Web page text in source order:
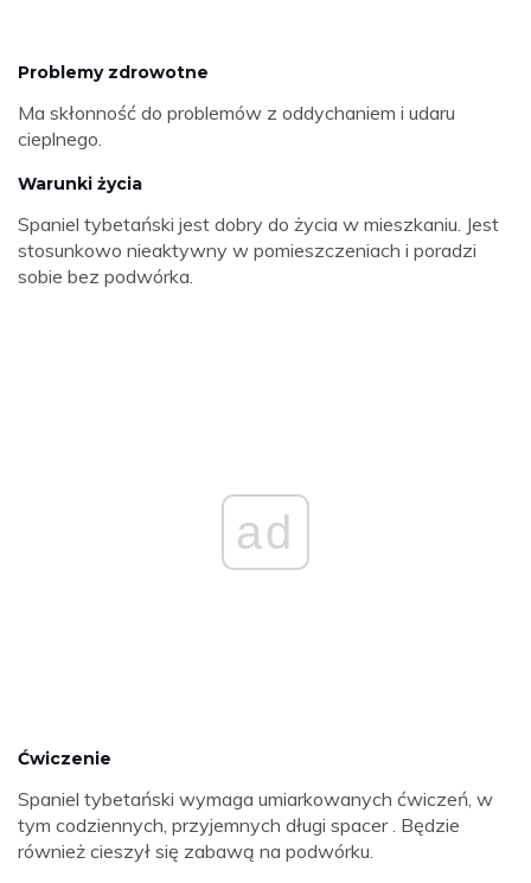
Problemy zdrowotne
Ma skłonność do problemów z oddychaniem i udaru
cieplnego.
Warunki życia
Spaniel tybetański jest dobry do życia w mieszkaniu. Jest
stosunkowo nieaktywny w pomieszczeniach i poradzi
sobie bez podwórka.
ad
Ćwiczenie
Spaniel tybetański wymaga umiarkowanych ćwiczeń, w
tym codziennych, przyjemnych długi spacer . Będzie
również cieszył się zabawą na podwórku.